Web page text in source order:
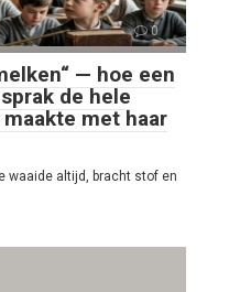
0
— hoe een
de hele
met haar
waaide altijd, bracht stof en